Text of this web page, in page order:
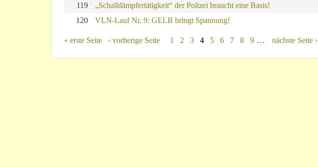
119
„Schalldämpfertätigkeit“ der Polizei braucht eine Basis!
120
VLN-Lauf Nr. 9: GELB bringt Spannung!
Seiten
« erste Seite ‹ vorherige Seite 1 2 3 4 5 6 7 8 9 … nächste Seite ›